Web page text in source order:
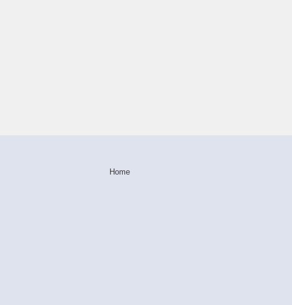
Home